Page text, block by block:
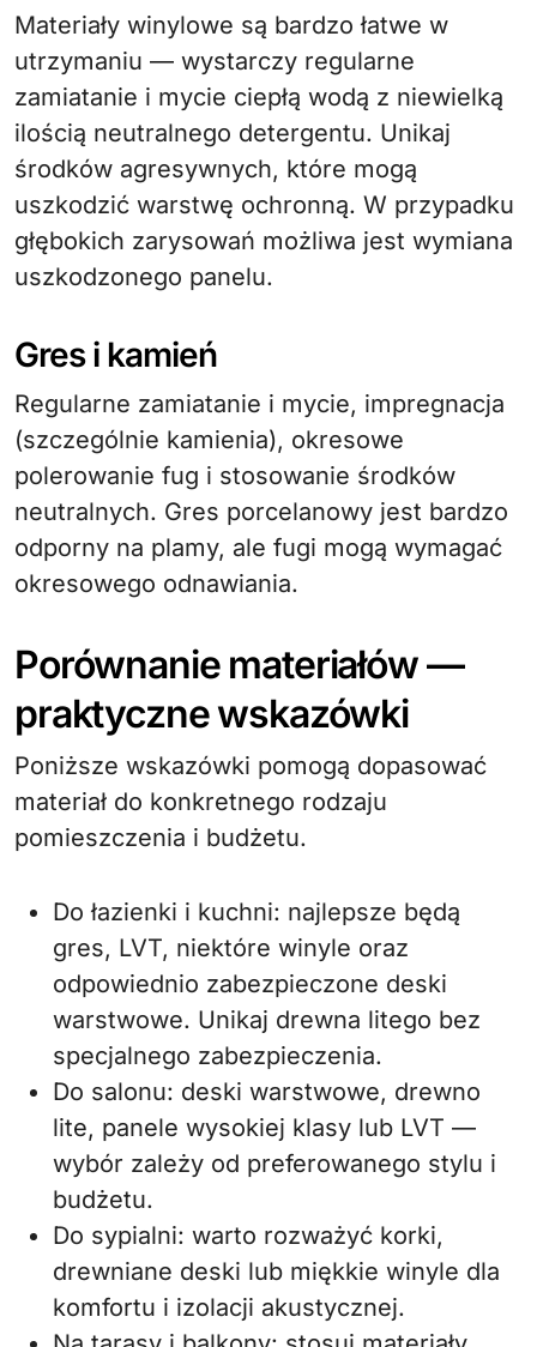
Materiały winylowe są bardzo łatwe w
utrzymaniu — wystarczy regularne
zamiatanie i mycie ciepłą wodą z niewielką
ilością neutralnego detergentu. Unikaj
środków agresywnych, które mogą
uszkodzić warstwę ochronną. W przypadku
głębokich zarysowań możliwa jest wymiana
uszkodzonego panelu.
Gres i kamień
Regularne zamiatanie i mycie, impregnacja
(szczególnie kamienia), okresowe
polerowanie fug i stosowanie środków
neutralnych. Gres porcelanowy jest bardzo
odporny na plamy, ale fugi mogą wymagać
okresowego odnawiania.
Porównanie materiałów —
praktyczne wskazówki
Poniższe wskazówki pomogą dopasować
materiał do konkretnego rodzaju
pomieszczenia i budżetu.
Do łazienki i kuchni: najlepsze będą
gres, LVT, niektóre winyle oraz
odpowiednio zabezpieczone deski
warstwowe. Unikaj drewna litego bez
specjalnego zabezpieczenia.
Do salonu: deski warstwowe, drewno
lite, panele wysokiej klasy lub LVT —
wybór zależy od preferowanego stylu i
budżetu.
Do sypialni: warto rozważyć korki,
drewniane deski lub miękkie winyle dla
komfortu i izolacji akustycznej.